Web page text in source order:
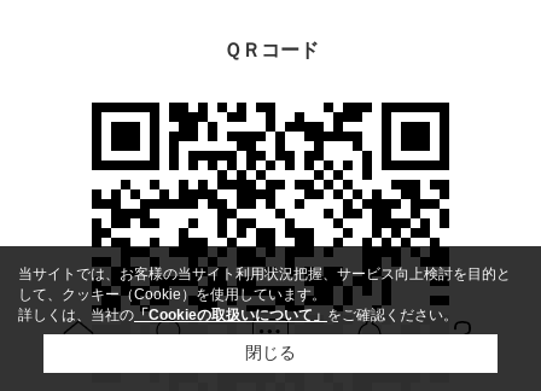
ＱＲコード
問い合せ
当サイトでは、お客様の当サイト利用状況把握、サービス向上検討を目的と
して、クッキー（Cookie）を使用しています。
詳しくは、当社の 「Cookieの取扱いについて」 をご確認ください。
閉じる